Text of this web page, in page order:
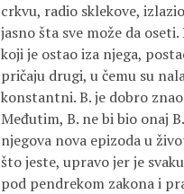
crkvu, radio sklekove,
jasno šta sve može da
koji je ostao iza njega,
pričaju drugi, u čemu su
konstantni. B. je dobro
Međutim, B. ne bi bio onaj
njegova nova epizoda u
što jeste, upravo jer je
pod pendrekom zakona i